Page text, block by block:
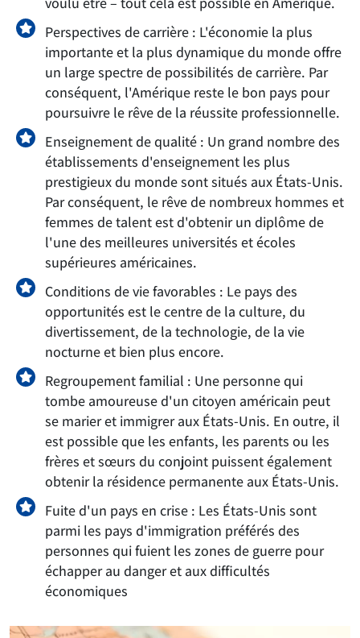
Perspectives de carrière : L'économie la plus
importante et la plus dynamique du monde offre
un large spectre de possibilités de carrière. Par
conséquent, l'Amérique reste le bon pays pour
poursuivre le rêve de la réussite professionnelle.
Enseignement de qualité : Un grand nombre des
établissements d'enseignement les plus
prestigieux du monde sont situés aux États-Unis.
Par conséquent, le rêve de nombreux hommes et
femmes de talent est d'obtenir un diplôme de
l'une des meilleures universités et écoles
supérieures américaines.
Conditions de vie favorables : Le pays des
opportunités est le centre de la culture, du
divertissement, de la technologie, de la vie
nocturne et bien plus encore.
Regroupement familial : Une personne qui
tombe amoureuse d'un citoyen américain peut
se marier et immigrer aux États-Unis. En outre, il
est possible que les enfants, les parents ou les
frères et sœurs du conjoint puissent également
obtenir la résidence permanente aux États-Unis.
Fuite d'un pays en crise : Les États-Unis sont
parmi les pays d'immigration préférés des
personnes qui fuient les zones de guerre pour
échapper au danger et aux difficultés
économiques